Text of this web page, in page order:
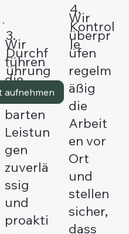
3.
Durchf
ührung
Wir
führen
die
verein
barten
Leistun
gen
zuverlä
ssig
und
proakti
4.
Kontrol
le
Wir
überpr
üfen
regelm
äßig
die
Arbeit
en vor
Ort
und
stellen
sicher,
dass
aufnehmen